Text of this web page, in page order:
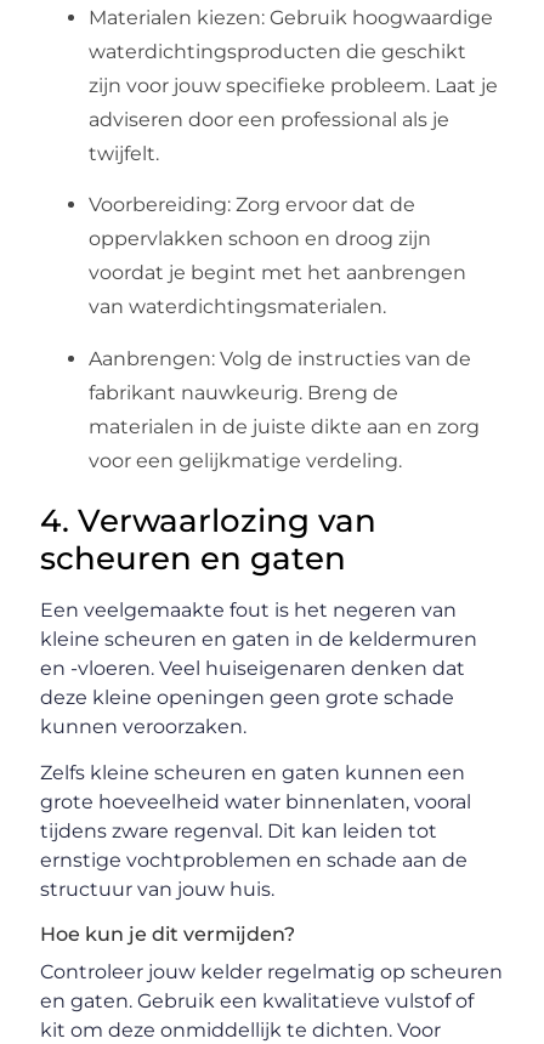
Materialen kiezen: Gebruik hoogwaardige
waterdichtingsproducten die geschikt
zijn voor jouw specifieke probleem. Laat je
adviseren door een professional als je
twijfelt.
Voorbereiding: Zorg ervoor dat de
oppervlakken schoon en droog zijn
voordat je begint met het aanbrengen
van waterdichtingsmaterialen.
Aanbrengen: Volg de instructies van de
fabrikant nauwkeurig. Breng de
materialen in de juiste dikte aan en zorg
voor een gelijkmatige verdeling.
4. Verwaarlozing van
scheuren en gaten
Een veelgemaakte fout is het negeren van
kleine scheuren en gaten in de keldermuren
en -vloeren. Veel huiseigenaren denken dat
deze kleine openingen geen grote schade
kunnen veroorzaken.
Zelfs kleine scheuren en gaten kunnen een
grote hoeveelheid water binnenlaten, vooral
tijdens zware regenval. Dit kan leiden tot
ernstige vochtproblemen en schade aan de
structuur van jouw huis.
Hoe kun je dit vermijden?
Controleer jouw kelder regelmatig op scheuren
en gaten. Gebruik een kwalitatieve vulstof of
kit om deze onmiddellijk te dichten. Voor